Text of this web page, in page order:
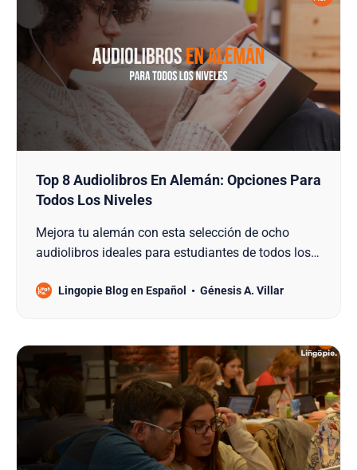
Top 8 Audiolibros En Alemán: Opciones Para
Todos Los Niveles
Mejora tu alemán con esta selección de ocho
audiolibros ideales para estudiantes de todos los
Lingopie Blog en Español Génesis A. Villar